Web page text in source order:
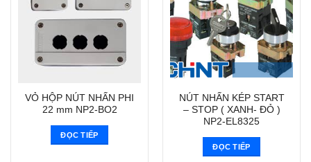
VỎ HỘP NÚT NHẤN PHI
22 mm NP2-BO2
ĐỌC TIẾP
NÚT NHẤN KÉP START
– STOP ( XANH- ĐỎ )
NP2-EL8325
ĐỌC TIẾP